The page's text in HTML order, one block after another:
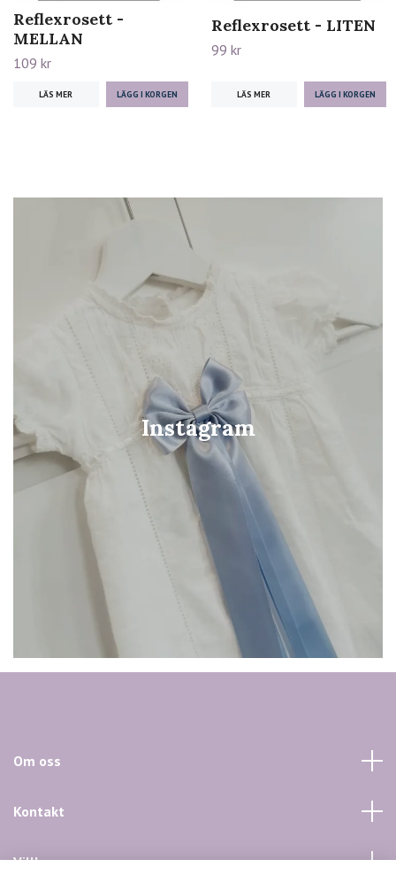
Instagram
Reflexrosett -
MELLAN
109 kr
LÄS MER
Reflexrosett - LITEN
99 kr
LÄS MER
Om oss
Kontakt
Villkor mm